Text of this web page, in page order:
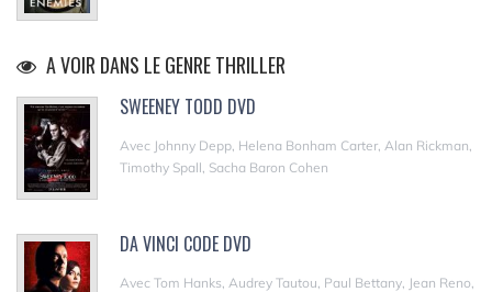
A VOIR DANS LE GENRE THRILLER
SWEENEY TODD DVD
Avec Johnny Depp, Helena Bonham Carter, Alan Rickman,
Timothy Spall, Sacha Baron Cohen
DA VINCI CODE DVD
Avec Tom Hanks, Audrey Tautou, Paul Bettany, Jean Reno,